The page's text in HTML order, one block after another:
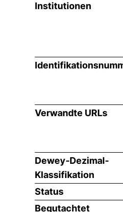
Institutionen
Verwandte URLs
Dewey-Dezimal-
Klassifikation
Status
Begutachtet